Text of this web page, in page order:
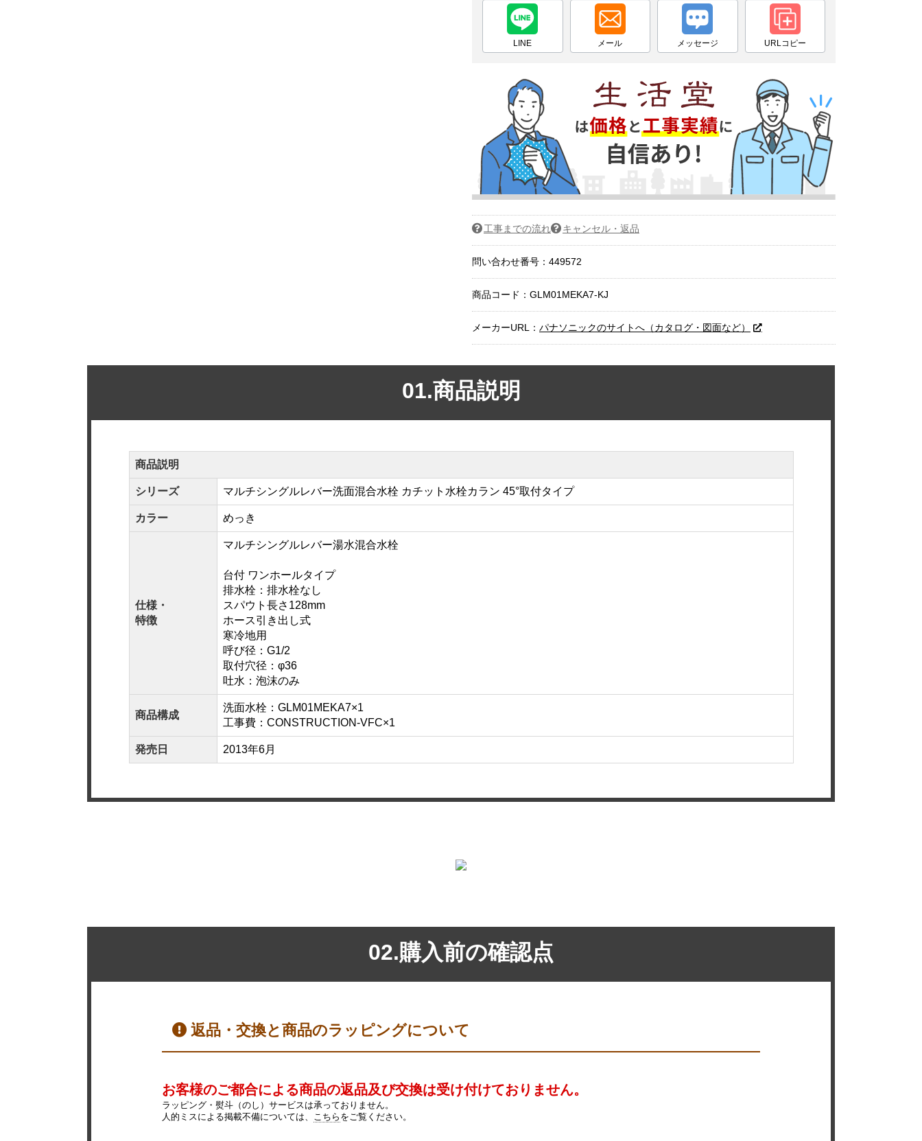
LINE メール メッセージ URLコピー
工事までの流れ キャンセル・返品
問い合わせ番号：449572
商品コード： GLM01MEKA7-KJ
メーカーURL： パナソニックのサイトへ（カタログ・図面など）
01.商品説明
商品説明
シリーズ マルチシングルレバー洗面混合水栓 カチット水栓カラン 45°取付タイプ
カラー めっき
仕様・
特徴
マルチシングルレバー湯水混合水栓
台付 ワンホールタイプ
排水栓：排水栓なし
スパウト長さ128mm
ホース引き出し式
寒冷地用
呼び径：G1/2
取付穴径：φ36
吐水：泡沫のみ
商品構成
洗面水栓：GLM01MEKA7×1
工事費：CONSTRUCTION-VFC×1
発売日 2013年6月
02.購入前の確認点
返品・交換と商品のラッピングについて
お客様のご都合による商品の返品及び交換は受け付けておりません。
ラッピング・熨斗（のし）サービスは承っておりません。
人的ミスによる掲載不備については、 こちら をご覧ください。